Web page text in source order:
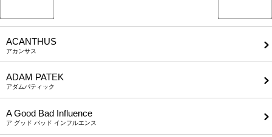
ACANTHUS
アカンサス
ADAM PATEK
アダムパティック
A Good Bad Influence
ア グッド バッド インフルエンス